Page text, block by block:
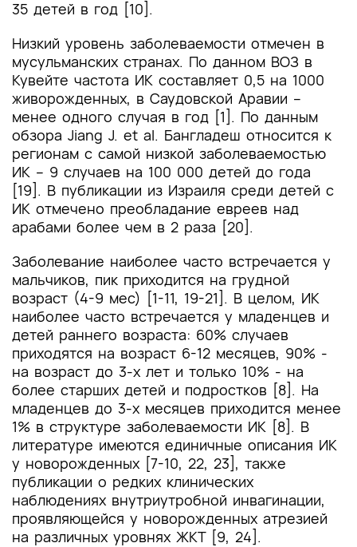
35 детей в год [10].
Низкий уровень заболеваемости отмечен в
мусульманских странах. По данном ВОЗ в
Кувейте частота ИК составляет 0,5 на 1000
живорожденных, в Саудовской Аравии –
менее одного случая в год [1]. По данным
обзора Jiang J. et al. Бангладеш относится к
регионам с самой низкой заболеваемостью
ИК – 9 случаев на 100 000 детей до года
[19]. В публикации из Израиля среди детей с
ИК отмечено преобладание евреев над
арабами более чем в 2 раза [20].
Заболевание наиболее часто встречается у
мальчиков, пик приходится на грудной
возраст (4-9 мес) [1-11, 19-21]. В целом, ИК
наиболее часто встречается у младенцев и
детей раннего возраста: 60% случаев
приходятся на возраст 6-12 месяцев, 90% -
на возраст до 3-х лет и только 10% - на
более старших детей и подростков [8]. На
младенцев до 3-х месяцев приходится менее
1% в структуре заболеваемости ИК [8]. В
литературе имеются единичные описания ИК
у новорожденных [7-10, 22, 23], также
публикации о редких клинических
наблюдениях внутриутробной инвагинации,
проявляющейся у новорожденных атрезией
на различных уровнях ЖКТ [9, 24].